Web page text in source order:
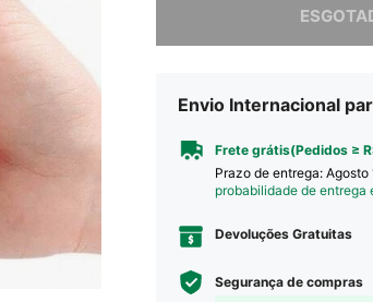
Envio Internacional
Frete grátis(Pedidos ≥
Prazo de entrega: Agosto
probabilidade de entrega
Devoluções Gratuitas
Segurança de compras